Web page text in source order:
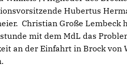
Hubertus
Christian Große Lembeck
mit dem MdL das
an der Einfahrt in Brock von